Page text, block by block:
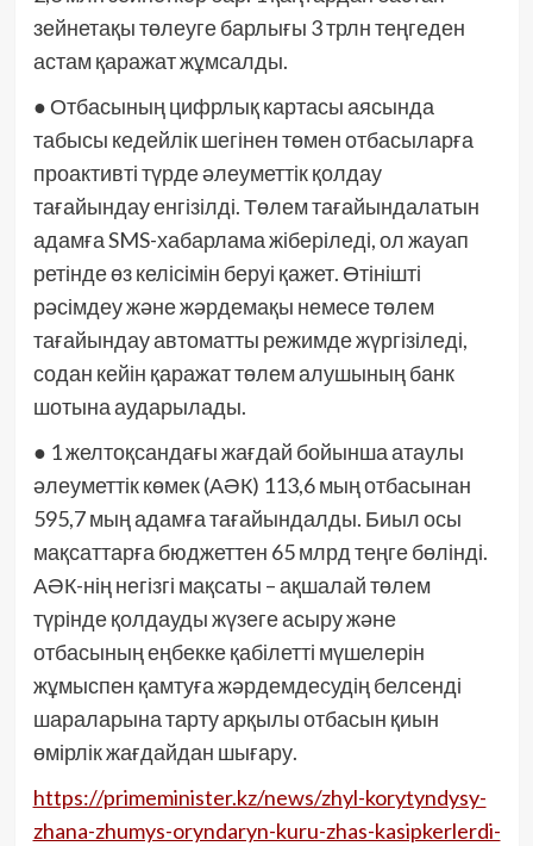
зейнетақы төлеуге барлығы 3 трлн теңгеден
астам қаражат жұмсалды.
● Отбасының цифрлық картасы аясында
табысы кедейлік шегінен төмен отбасыларға
проактивті түрде әлеуметтік қолдау
тағайындау енгізілді. Төлем тағайындалатын
адамға SMS-хабарлама жіберіледі, ол жауап
ретінде өз келісімін беруі қажет. Өтінішті
рәсімдеу және жәрдемақы немесе төлем
тағайындау автоматты режимде жүргізіледі,
содан кейін қаражат төлем алушының банк
шотына аударылады.
● 1 желтоқсандағы жағдай бойынша атаулы
әлеуметтік көмек (АӘК) 113,6 мың отбасынан
595,7 мың адамға тағайындалды. Биыл осы
мақсаттарға бюджеттен 65 млрд теңге бөлінді.
АӘК-нің негізгі мақсаты – ақшалай төлем
түрінде қолдауды жүзеге асыру және
отбасының еңбекке қабілетті мүшелерін
жұмыспен қамтуға жәрдемдесудің белсенді
шараларына тарту арқылы отбасын қиын
өмірлік жағдайдан шығару.
https://primeminister.kz/news/zhyl-korytyndysy-
zhana-zhumys-oryndaryn-kuru-zhas-kasipkerlerdi-